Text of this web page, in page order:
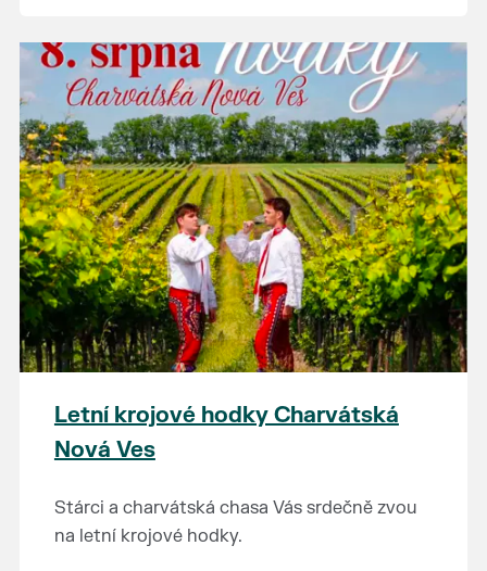
Letní krojové hodky Charvátská
Nová Ves
Stárci a charvátská chasa Vás srdečně zvou
na letní krojové hodky.